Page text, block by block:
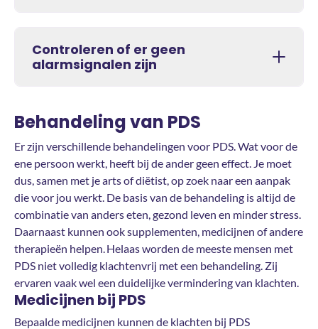
Controleren of er geen
alarmsignalen zijn
Behandeling van PDS
Er zijn verschillende behandelingen voor PDS. Wat voor de
ene persoon werkt, heeft bij de ander geen effect. Je moet
dus, samen met je arts of diëtist, op zoek naar een aanpak
die voor jou werkt. De basis van de behandeling is altijd de
combinatie van anders eten, gezond leven en minder stress.
Daarnaast kunnen ook supplementen, medicijnen of andere
therapieën helpen. Helaas worden de meeste mensen met
PDS niet volledig klachtenvrij met een behandeling. Zij
ervaren vaak wel een duidelijke vermindering van klachten.
Medicijnen bij PDS
Bepaalde medicijnen kunnen de klachten bij PDS